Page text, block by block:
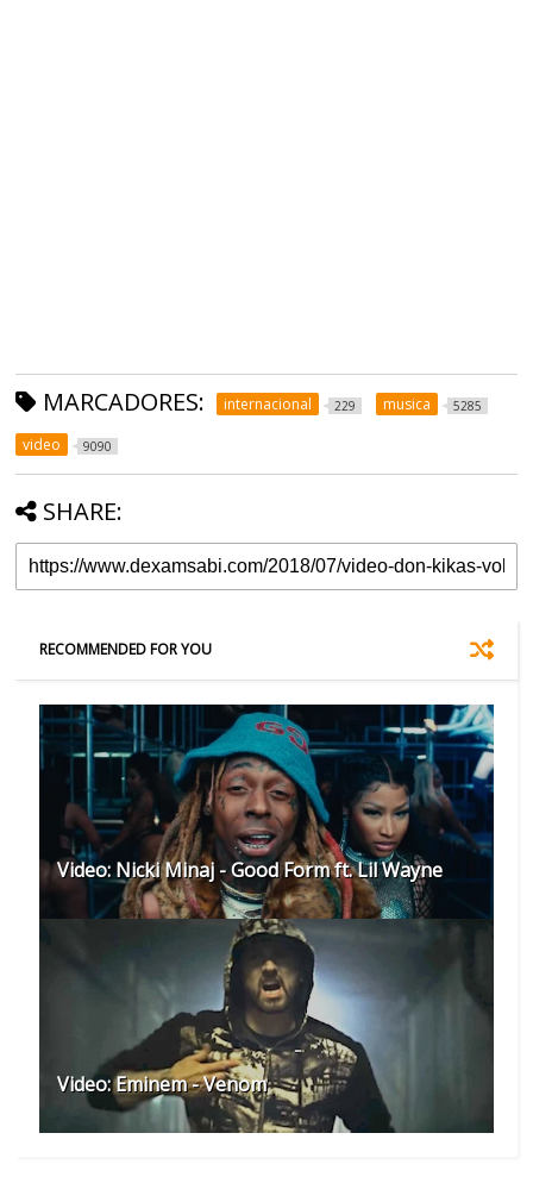
MARCADORES: internacional 229 musica 5285
video 9090
SHARE:
RECOMMENDED FOR YOU
Video: Nicki Minaj - Good Form ft. Lil Wayne
Video: Eminem - Venom